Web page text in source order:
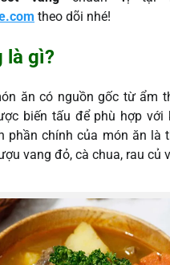
theo dõi nhé!
là gì?
ăn có nguồn gốc từ ẩm
biến tấu để phù hợp với
phần chính của món ăn là
vang đỏ, cà chua, rau củ